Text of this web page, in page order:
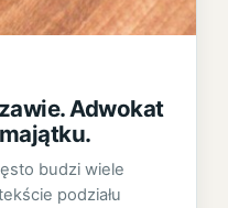
Adwokat
budzi wiele
podziału